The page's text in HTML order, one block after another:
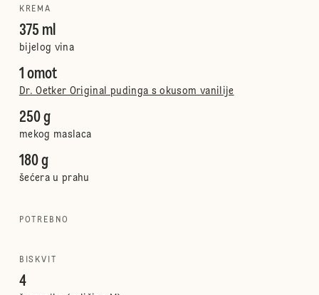
KREMA
375 ml
bijelog vina
1 omot
Dr. Oetker Original pudinga s okusom vanilije
250 g
mekog maslaca
180 g
šećera u prahu
POTREBNO
BISKVIT
4